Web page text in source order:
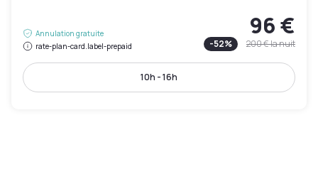
Annulation gratuite
rate-plan-card.label-prepaid
96 €
-52% 200 €la nuit
10h - 16h